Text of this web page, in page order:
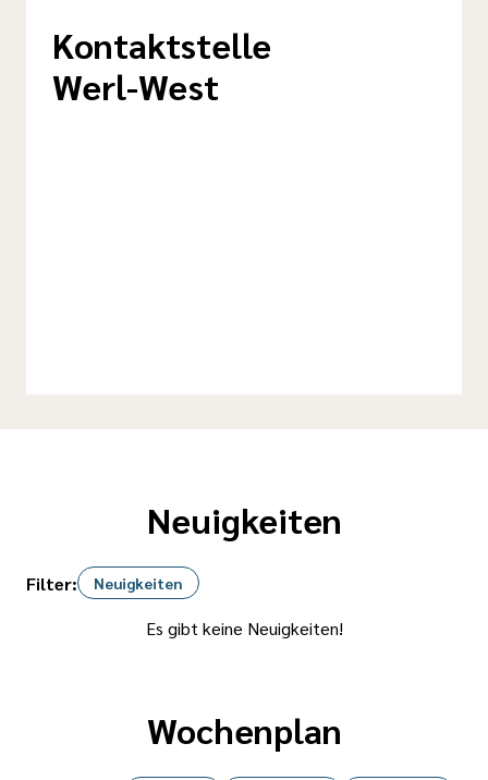
Kontaktstelle
Werl-West
Neuigkeiten
Filter: Neuigkeiten
Es gibt keine Neuigkeiten!
Wochenplan